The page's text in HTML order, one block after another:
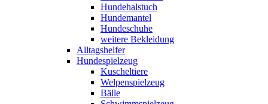
Hundehalstuch
Hundemantel
Hundeschuhe
weitere Bekleidung
Alltagshelfer
Hundespielzeug
Kuscheltiere
Welpenspielzeug
Bälle